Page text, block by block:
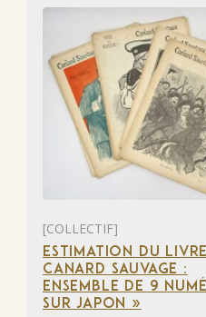
[COLLECTIF]
ESTIMATION DU
CANARD SAUVAGE :
ENSEMBLE DE 9
SUR JAPON »